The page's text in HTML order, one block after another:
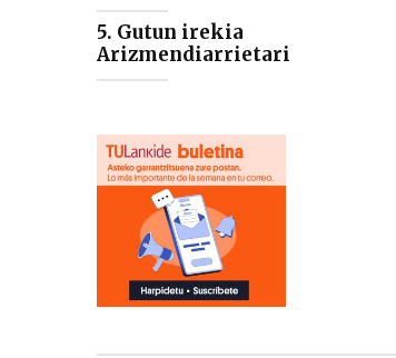
5. Gutun irekia
Arizmendiarrietari